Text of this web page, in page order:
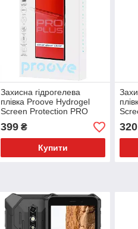
Захисна гідрогелева
плівка Proove Hydrogel
Screen Protection PRO
PLUS Clear
399₴
Купити
320